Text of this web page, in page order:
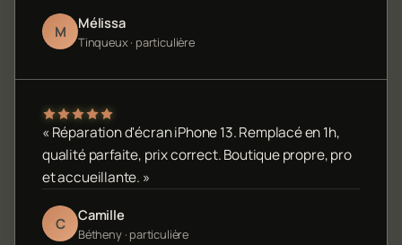
M Mélissa
Tinqueux · particulière
« Réparation d'écran iPhone 13. Remplacé en 1h,
qualité parfaite, prix correct. Boutique propre, pro
et accueillante. »
C Camille
Bétheny · particulière